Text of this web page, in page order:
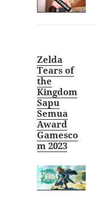
Zelda
Tears of
the
Kingdom
Sapu
Semua
Award
Gamesco
m 2023